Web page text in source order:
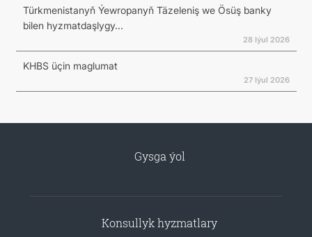
Türkmenistanyň Ýewropanyň Täzeleniş we Ösüş banky
bilen hyzmatdaşlygy...
28 Iýul 2026
KHBS üçin maglumat
27 Iýul 2026
Gysga ýol
Konsullyk hyzmatlary